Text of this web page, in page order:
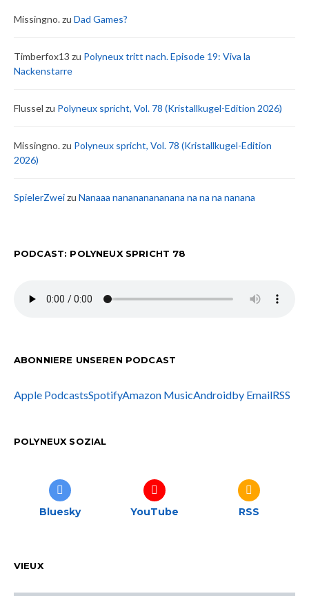
Missingno.zu Dad Games?
Timberfox13 zu Polyneux tritt nach. Episode 19: Viva la
Nackenstarre
Flussel zu Polyneux spricht, Vol. 78 (Kristallkugel-Edition 2026)
Missingno.zu Polyneux spricht, Vol. 78 (Kristallkugel-Edition
2026)
SpielerZweizu Nanaaa nanananananana na na na nanana
PODCAST: POLYNEUX SPRICHT 78
ABONNIERE UNSEREN PODCAST
Apple PodcastsSpotifyAmazon MusicAndroidby EmailRSS
POLYNEUX SOZIAL
Bluesky YouTube RSS
VIEUX